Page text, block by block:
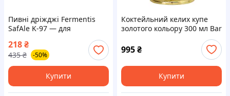
Пивні дріжджі Fermentis
SafAle K-97 — для
пшеничного пива, 11,5 г
218₴
435 ₴ -50%
Купити
Коктейльний келих купе
золотого кольору 300 мл Bar
995₴
Купити